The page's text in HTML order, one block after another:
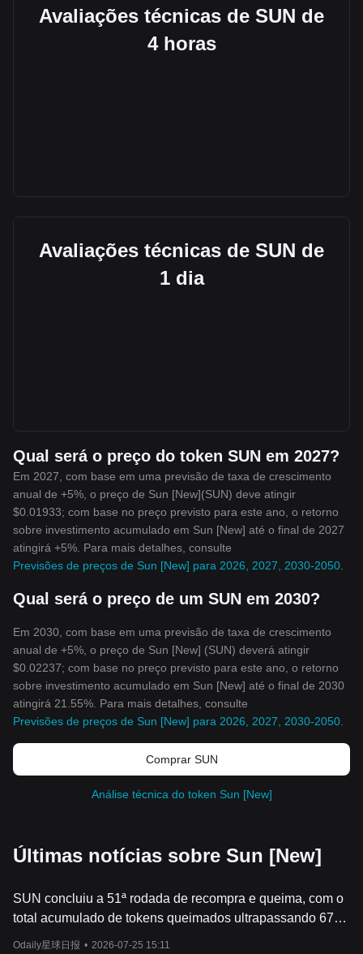
Avaliações técnicas de SUN de
4 horas
Avaliações técnicas de SUN de
1 dia
Qual será o preço do token SUN em 2027?
Em 2027, com base em uma previsão de taxa de crescimento
anual de +5%, o preço de Sun [New](SUN) deve atingir
$0.01933; com base no preço previsto para este ano, o retorno
sobre investimento acumulado em Sun [New] até o final de 2027
atingirá +5%. Para mais detalhes, consulte
Previsões de preços de Sun [New] para 2026, 2027, 2030-2050
Qual será o preço de um SUN em 2030?
Em 2030, com base em uma previsão de taxa de crescimento
anual de +5%, o preço de Sun [New] (SUN) deverá atingir
$0.02237; com base no preço previsto para este ano, o retorno
sobre investimento acumulado em Sun [New] até o final de 2030
atingirá 21.55%. Para mais detalhes, consulte
Previsões de preços de Sun [New] para 2026, 2027, 2030-2050
Comprar SUN
Análise técnica do token Sun [New]
Últimas notícias sobre Sun [New]
SUN concluiu a 51ª rodada de recompra e queima, com o
total acumulado de tokens queimados ultrapassando 678
milhões.
Odaily星球日报 • 2026-07-25 15:11